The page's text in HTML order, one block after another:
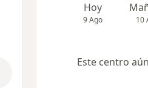
Hoy
9 Ago 10
Este centro